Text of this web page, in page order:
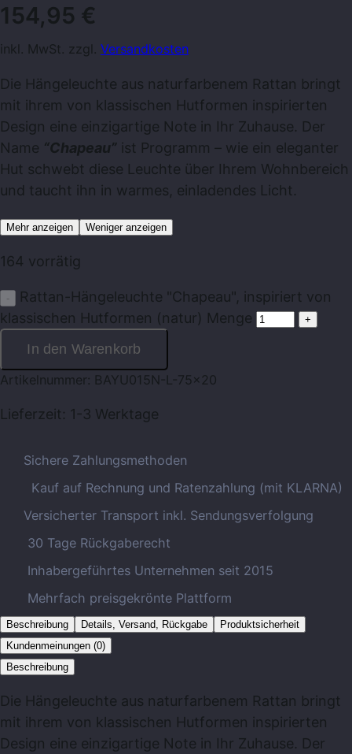
154,95 €
inkl. MwSt. zzgl. Versandkosten
Die Hängeleuchte aus naturfarbenem Rattan bringt
mit ihrem von klassischen Hutformen inspirierten
Design eine einzigartige Note in Ihr Zuhause. Der
Name “Chapeau” ist Programm – wie ein eleganter
Hut schwebt diese Leuchte über Ihrem Wohnbereich
und taucht ihn in warmes, einladendes Licht.
Mehr anzeigen Weniger anzeigen
164 vorrätig
Rattan-Hängeleuchte "Chapeau", inspiriert von
klassischen Hutformen (natur) Menge
In den Warenkorb
Artikelnummer: BAYU015N-L-75x20
Lieferzeit: 1-3 Werktage
Sichere Zahlungsmethoden
Kauf auf Rechnung und Ratenzahlung (mit KLARNA)
Versicherter Transport inkl. Sendungsverfolgung
30 Tage Rückgaberecht
Inhabergeführtes Unternehmen seit 2015
Mehrfach preisgekrönte Plattform
Beschreibung Details, Versand, Rückgabe
Produktsicherheit
Kundenmeinungen (0)
Beschreibung
Die Hängeleuchte aus naturfarbenem Rattan bringt
mit ihrem von klassischen Hutformen inspirierten
Design eine einzigartige Note in Ihr Zuhause. Der